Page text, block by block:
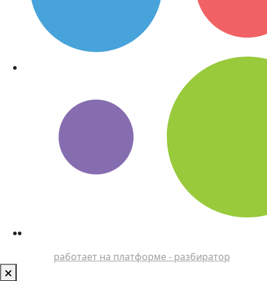
работает на платформе - разбиратор